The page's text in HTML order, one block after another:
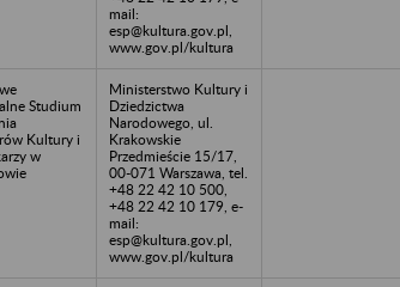
mail:
esp@kultura.gov.pl,
www.gov.pl/kultura
Studium
Kultury i
w
Ministerstwo Kultury i
Dziedzictwa
Narodowego, ul.
Krakowskie
Przedmieście 15/17,
00-071 Warszawa, tel.
+48 22 42 10 500,
+48 22 42 10 179, e-
mail:
esp@kultura.gov.pl,
www.gov.pl/kultura